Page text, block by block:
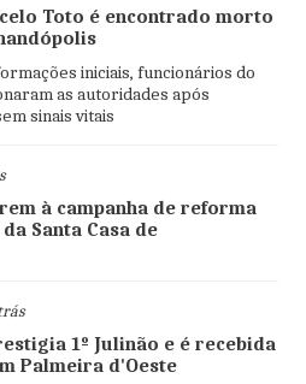
Toto é encontrado morto
iniciais, funcionários do
as autoridades após
sinais vitais
à campanha de reforma
Santa Casa de
1º Julinão e é recebida
Palmeira d'Oeste